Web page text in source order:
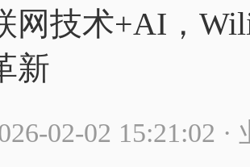
网技术+AI，
新
02-02 15:21:02